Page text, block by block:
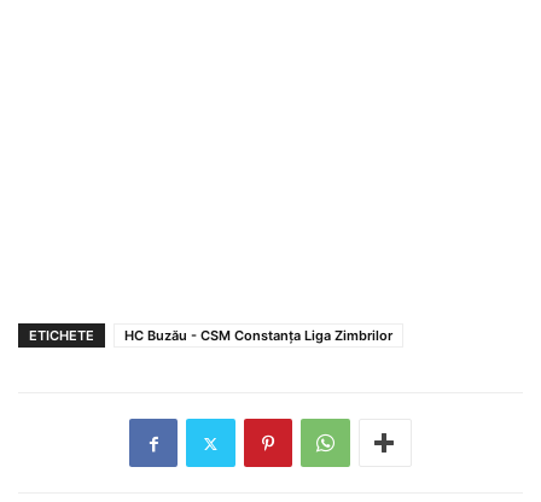
ETICHETE HC Buzău - CSM Constanța Liga Zimbrilor